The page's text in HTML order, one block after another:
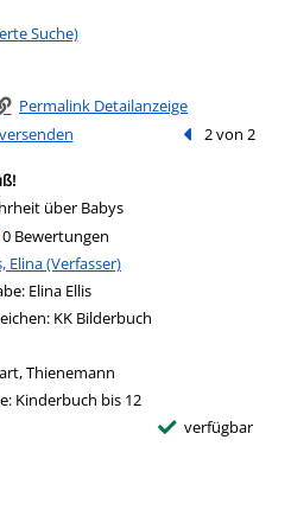
Suche)
Permalink Detailanzeige
Vorheriger
2 von 2
über Babys
0 Bewertungen
nach diesem Verfasser
Elina (Verfasser)
Elina Ellis
KK Bilderbuch
Thienemann
Kinderbuch bis 12
verfügbar